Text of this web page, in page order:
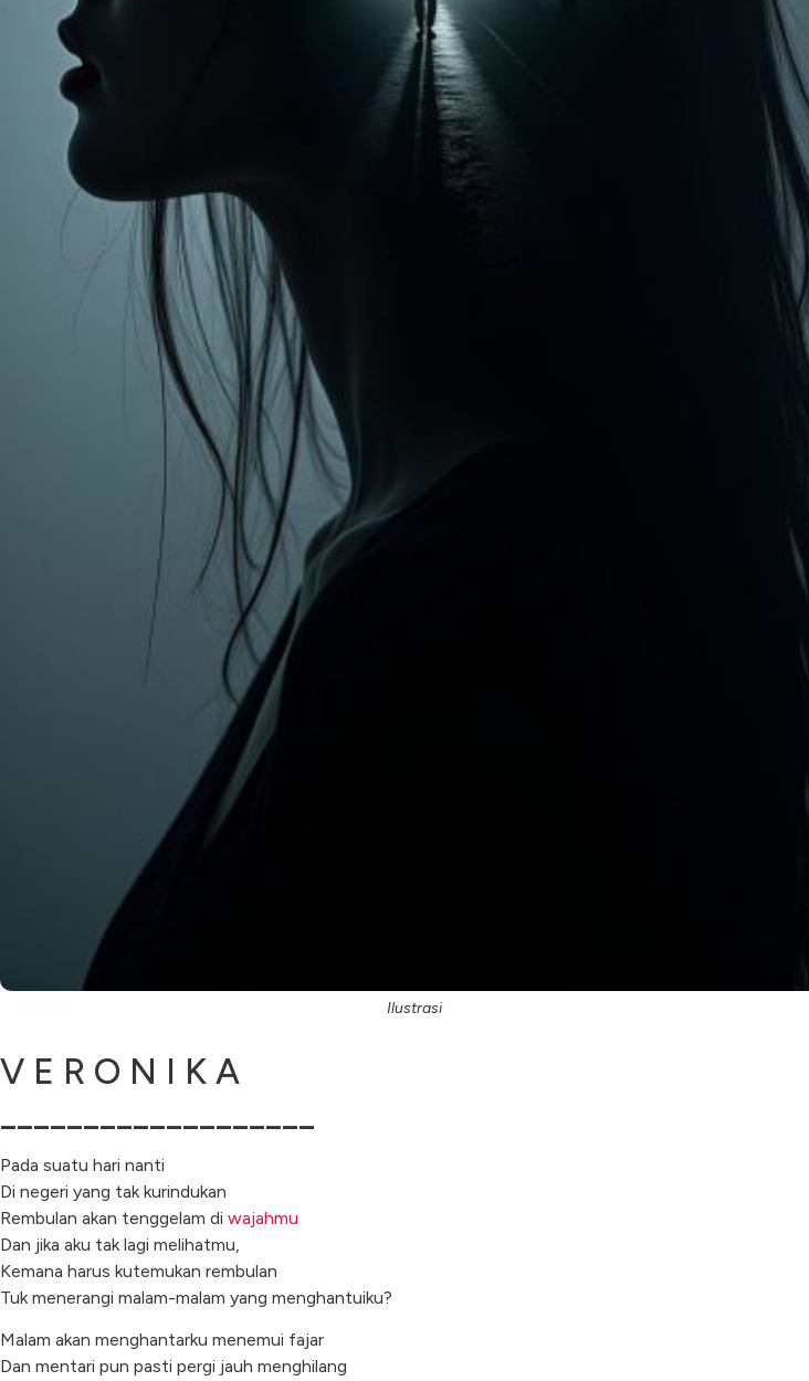
Ilustrasi
V E R O N I K A
Pada suatu hari nanti
Di negeri yang tak kurindukan
Rembulan akan tenggelam di wajahmu
Dan jika aku tak lagi melihatmu,
Kemana harus kutemukan rembulan
Tuk menerangi malam-malam yang menghantuiku?
Malam akan menghantarku menemui fajar
Dan mentari pun pasti pergi jauh menghilang